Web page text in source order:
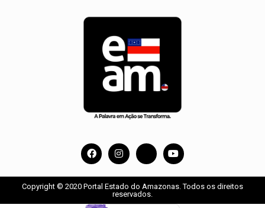
Copyright © 2020 Portal Estado do Amazonas. Todos os direitos
reservados.